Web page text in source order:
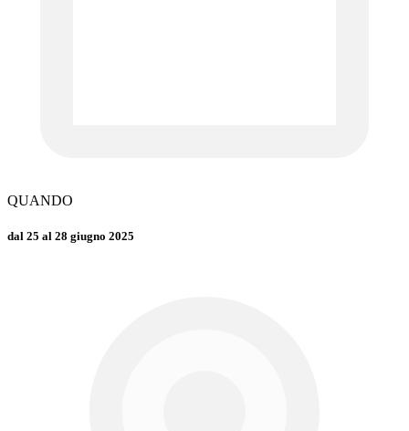
QUANDO
dal 25 al 28 giugno 2025